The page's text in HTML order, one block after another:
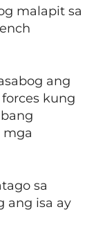
malapit sa
ang
kung
mga
sa
ang isa ay